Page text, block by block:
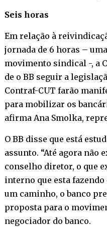
Seis horas
Em relação à
jornada de 6 horas –
movimento sindical -, a
de o BB seguir a
Contraf-CUT farão
para mobilizar os
afirma Ana Smolka,
O BB disse que está
assunto. “Até agora não
conselho diretor, o que
interno que esta
um caminho, o banco
proposta para o
negociador do banco.